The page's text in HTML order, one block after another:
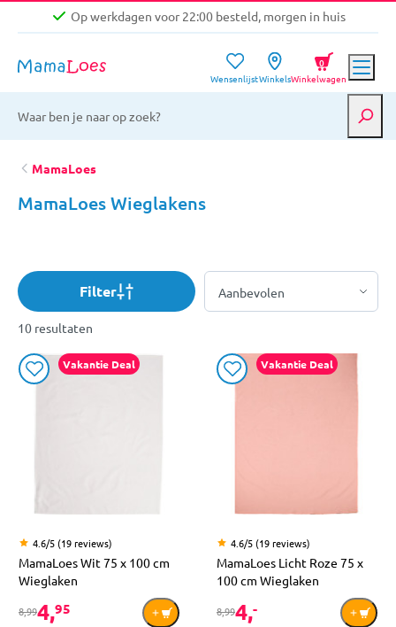
Op werkdagen voor 22:00 besteld, morgen in huis
Gratis verzending vanaf €39,-
Op werkdagen voor 22:00 besteld, morgen in huis
WensenlijstWinkelsWinkelwagen
0
MamaLoes
MamaLoes Wieglakens
Filter
10 resultaten
Vakantie Deal
4.6/5 (19 reviews)
MamaLoes Wit 75 x 100 cm
Wieglaken
8,994,95
Vakantie Deal
4.6/5 (19 reviews)
MamaLoes Licht Roze 75 x
100 cm Wieglaken
8,994,-